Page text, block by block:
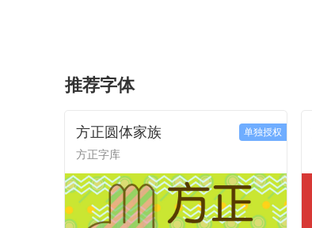
推荐字体
方正圆体家族
方正字库
单独授权